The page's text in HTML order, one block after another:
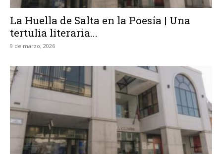
La Huella de Salta en la Poesía | Una
tertulia literaria...
9 de marzo, 2026